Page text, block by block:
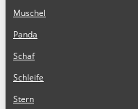
Muschel
Panda
Schaf
Schleife
Stern